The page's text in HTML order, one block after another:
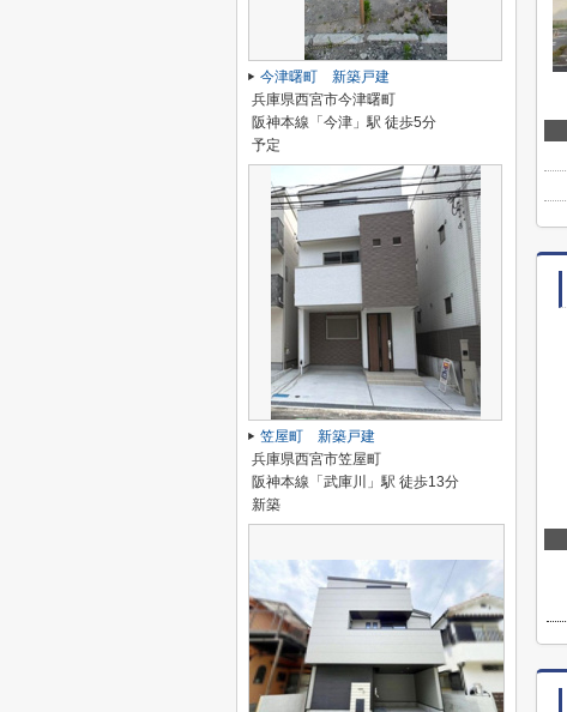
今津曙町 新築戸建
兵庫県西宮市今津曙町
阪神本線「今津」駅 徒歩5分
予定
笠屋町 新築戸建
兵庫県西宮市笠屋町
阪神本線「武庫川」駅 徒歩13分
新築